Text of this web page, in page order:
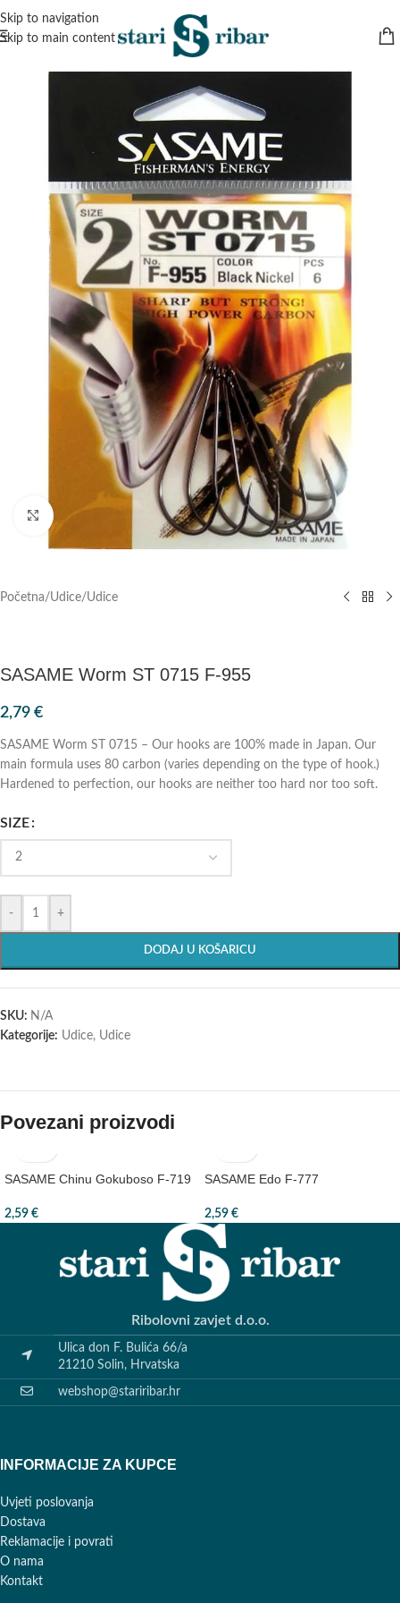
Skip to navigation
Skip to main content
Klik za povećanje
Početna/Udice/Udice
SASAME Worm ST 0715 F-955
2,79 €
SASAME Worm ST 0715 – Our hooks are 100% made in Japan. Our
main formula uses 80 carbon (varies depending on the type of hook.)
Hardened to perfection, our hooks are neither too hard nor too soft.
SIZE
- +
DODAJ U KOŠARICU
SKU: N/A
Kategorije: Udice, Udice
Povezani proizvodi
SASAME Chinu Gokuboso F-719
2,59 €
SASAME Edo F-777
2,59 €
Ribolovni zavjet d.o.o.
Ulica don F. Bulića 66/a
21210 Solin, Hrvatska
webshop@stariribar.hr
INFORMACIJE ZA KUPCE
Uvjeti poslovanja
Dostava
Reklamacije i povrati
O nama
Kontakt